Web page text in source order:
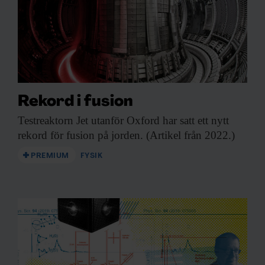
Rekord i fusion
Testreaktorn Jet utanför Oxford har satt ett nytt
rekord för fusion på jorden. (Artikel från 2022.)
PREMIUM FYSIK